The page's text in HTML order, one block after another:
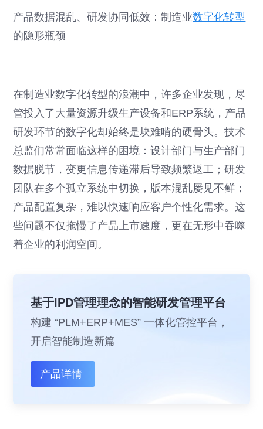
产品数据混乱、研发协同低效：制造业数字化转型
的隐形瓶颈
在制造业数字化转型的浪潮中，许多企业发现，尽
管投入了大量资源升级生产设备和ERP系统，产品
研发环节的数字化却始终是块难啃的硬骨头。技术
总监们常常面临这样的困境：设计部门与生产部门
数据脱节，变更信息传递滞后导致频繁返工；研发
团队在多个孤立系统中切换，版本混乱屡见不鲜；
产品配置复杂，难以快速响应客户个性化需求。这
些问题不仅拖慢了产品上市速度，更在无形中吞噬
着企业的利润空间。
基于IPD管理理念的智能研发管理平台
构建 “PLM+ERP+MES” 一体化管控平台，
开启智能制造新篇
产品详情